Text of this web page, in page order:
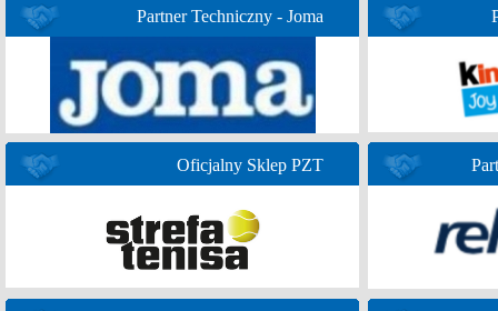
Partner Techniczny - Joma
Oficjalny Sklep PZT